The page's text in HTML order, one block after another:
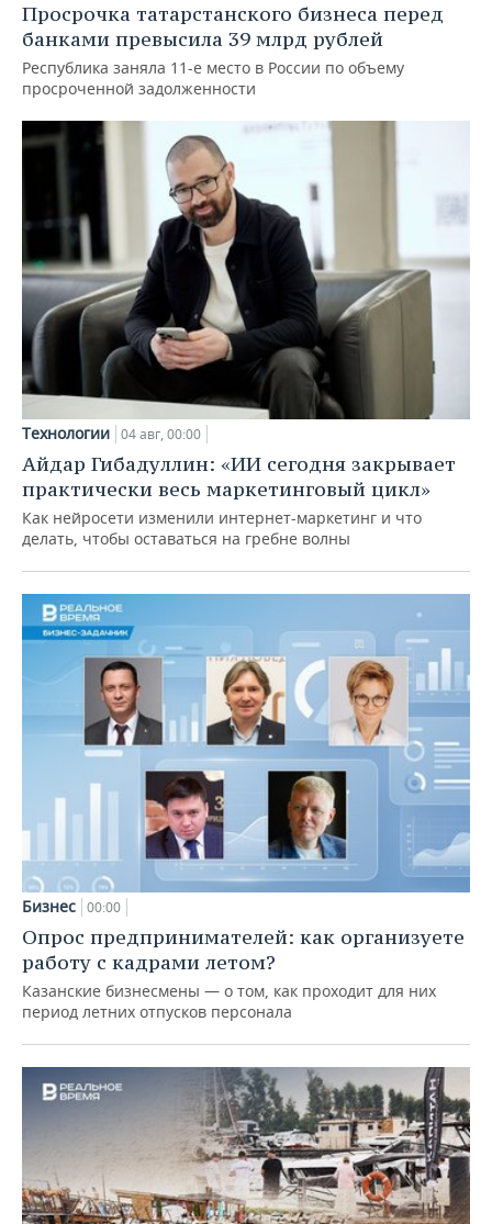
Просрочка татарстанского бизнеса перед
банками превысила 39 млрд рублей
Республика заняла 11-е место в России по объему
просроченной задолженности
Технологии 04 авг, 00:00
Айдар Гибадуллин: «ИИ сегодня закрывает
практически весь маркетинговый цикл»
Как нейросети изменили интернет-маркетинг и что
делать, чтобы оставаться на гребне волны
Бизнес 00:00
Опрос предпринимателей: как организуете
работу с кадрами летом?
Казанские бизнесмены — о том, как проходит для них
период летних отпусков персонала